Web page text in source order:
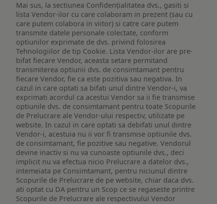
Mai sus, la sectiunea Confidențialitatea dvs., gasiti si
lista Vendor-ilor cu care colaboram in prezent (sau cu
care putem colabora in viitor) si catre care putem
transmite datele personale colectate, conform
optiunilor exprimate de dvs. privind folosirea
Tehnologiilor de tip Cookie. Lista Vendor-ilor are pre-
bifat fiecare Vendor, aceasta setare permitand
transmiterea optiunii dvs. de consimtamant pentru
fiecare Vendor, fie ca este pozitiva sau negativa. In
cazul in care optati sa bifati unul dintre Vendor-i, va
exprimati acordul ca acestui Vendor sa ii fie transmise
optiunile dvs. de consimtamant pentru toate Scopurile
de Prelucrare ale Vendor-ului respectiv, utilizate pe
website. In cazul in care optati sa debifati unul dintre
Vendor-i, acestuia nu ii vor fi transmise optiunile dvs.
de consimtamant, fie pozitive sau negative. Vendorul
devine inactiv si nu va cunoaste optiunile dvs., deci
implicit nu va efectua nicio Prelucrare a datelor dvs.,
intemeiata pe Consimtamant, pentru niciunul dintre
Scopurile de Prelucrare de pe website, chiar daca dvs.
ati optat cu DA pentru un Scop ce se regaseste printre
Scopurile de Prelucrare ale respectivului Vendor